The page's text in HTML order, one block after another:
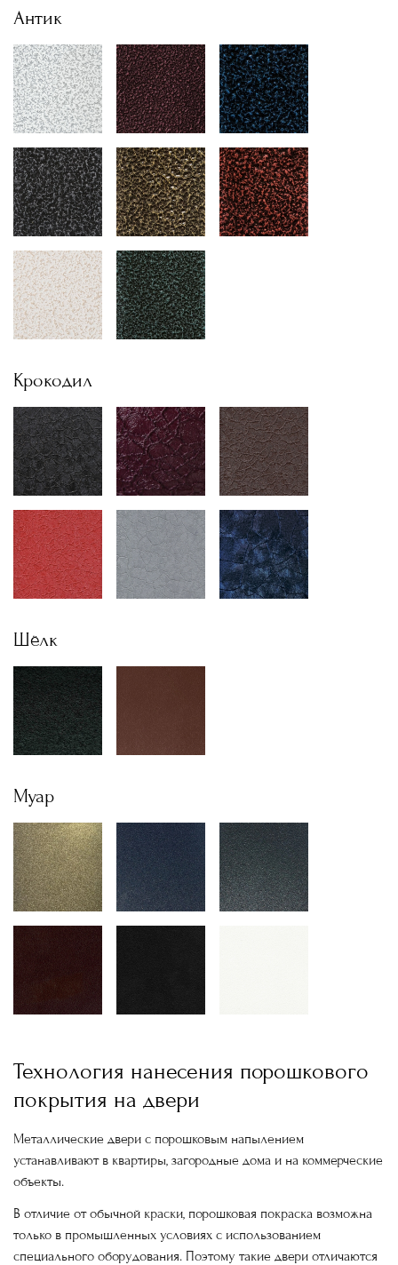
Антик
Крокодил
Шёлк
Муар
Технология нанесения порошкового
покрытия на двери
Металлические двери с порошковым напылением
устанавливают в квартиры, загородные дома и на коммерческие
объекты.
В отличие от обычной краски, порошковая покраска возможна
только в промышленных условиях с использованием
специального оборудования. Поэтому такие двери отличаются